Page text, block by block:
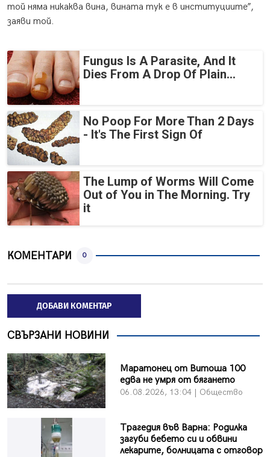
той няма никаква вина, вината тук е в институциите”,
заяви той.
Fungus Is A Parasite, And It
Dies From A Drop Of Plain...
No Poop For More Than 2 Days
- It's The First Sign Of
The Lump of Worms Will Come
Out of You in The Morning. Try
it
КОМЕНТАРИ 0
ДОБАВИ КОМЕНТАР
СВЪРЗАНИ НОВИНИ
Маратонец от Витоша 100
едва не умря от бягането
06.08.2026, 13:04 | Общество
Трагедия във Варна: Родилка
загуби бебето си и обвини
лекарите, болницата с отговор